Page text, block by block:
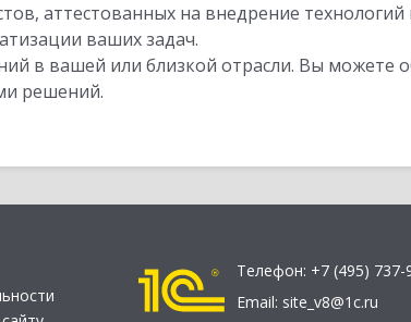
аттестованных на внедрение
ваших задач.
в вашей или близкой отрасли. Вы можете
решений.
Телефон: +7 (495) 737-
Email: site_v8@1c.ru